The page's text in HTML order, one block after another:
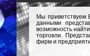
Мы приветствуем
данными
возможность
торговли.
фирм и